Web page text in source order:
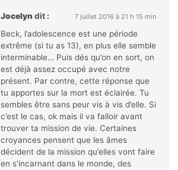
Jocelyn dit : 7 juillet 2016 à 21 h 15 min
Beck, l’adolescence est une période
extrême (si tu as 13), en plus elle semble
interminable… Puis dés qu’on en sort, on
est déjà assez occupé avec notre
présent. Par contre, cette réponse que
tu apportes sur la mort est éclairée. Tu
sembles être sans peur vis à vis d’elle. Si
c’est le cas, ok mais il va falloir avant
trouver ta mission de vie. Certaines
croyances pensent que les âmes
décident de la mission qu’elles vont faire
en s’incarnant dans le monde, des